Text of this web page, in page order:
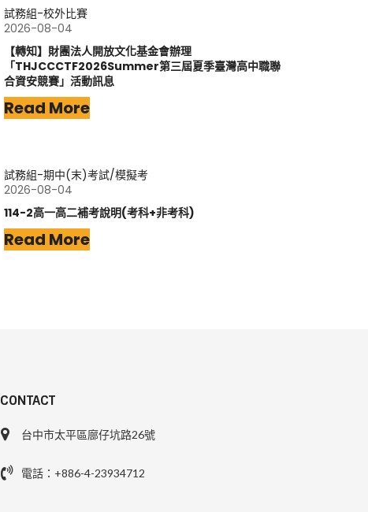
試務組-校外比賽
2026-08-04
【轉知】財團法人開放文化基金會辦理
「THJCCCTF2026Summer第三屆夏季臺灣高中職聯
合資安競賽」活動訊息
Read More
試務組-期中(末)考試/模擬考
2026-08-04
114-2高一高二補考說明(考科+非考科)
Read More
CONTACT
台中市太平區廍仔坑路26號
電話：+886-4-23934712